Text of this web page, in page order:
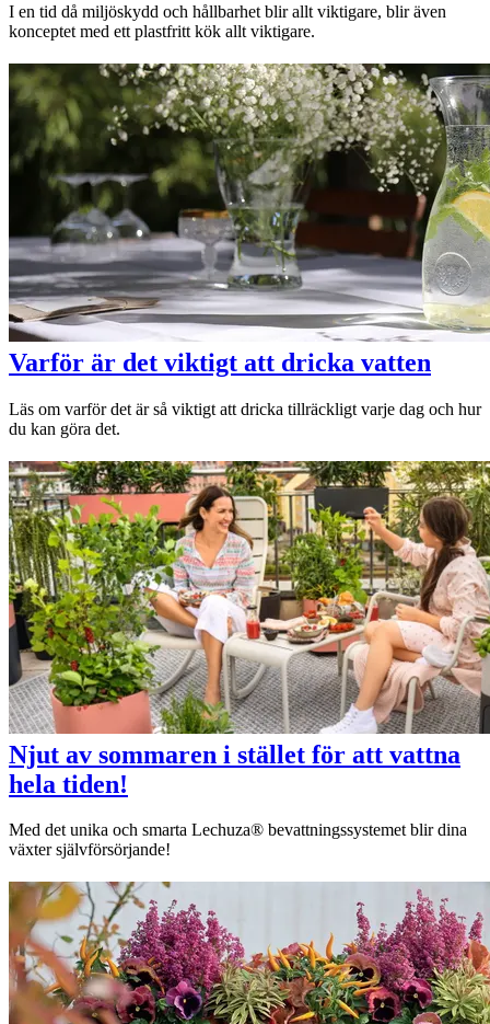
I en tid då miljöskydd och hållbarhet blir allt viktigare, blir även
konceptet med ett plastfritt kök allt viktigare.
Varför är det viktigt att dricka vatten
Läs om varför det är så viktigt att dricka tillräckligt varje dag och hur
du kan göra det.
Njut av sommaren i stället för att vattna
hela tiden!
Med det unika och smarta Lechuza® bevattningssystemet blir dina
växter självförsörjande!